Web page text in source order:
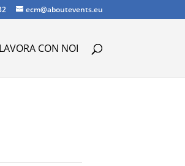
ecm@aboutevents.eu
LAVORA CON NOI